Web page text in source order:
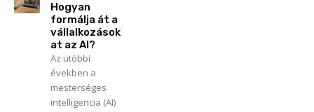
Hogyan
formálja át a
vállalkozások
at az AI?
Az utóbbi
években a
mesterséges
intelligencia (AI)